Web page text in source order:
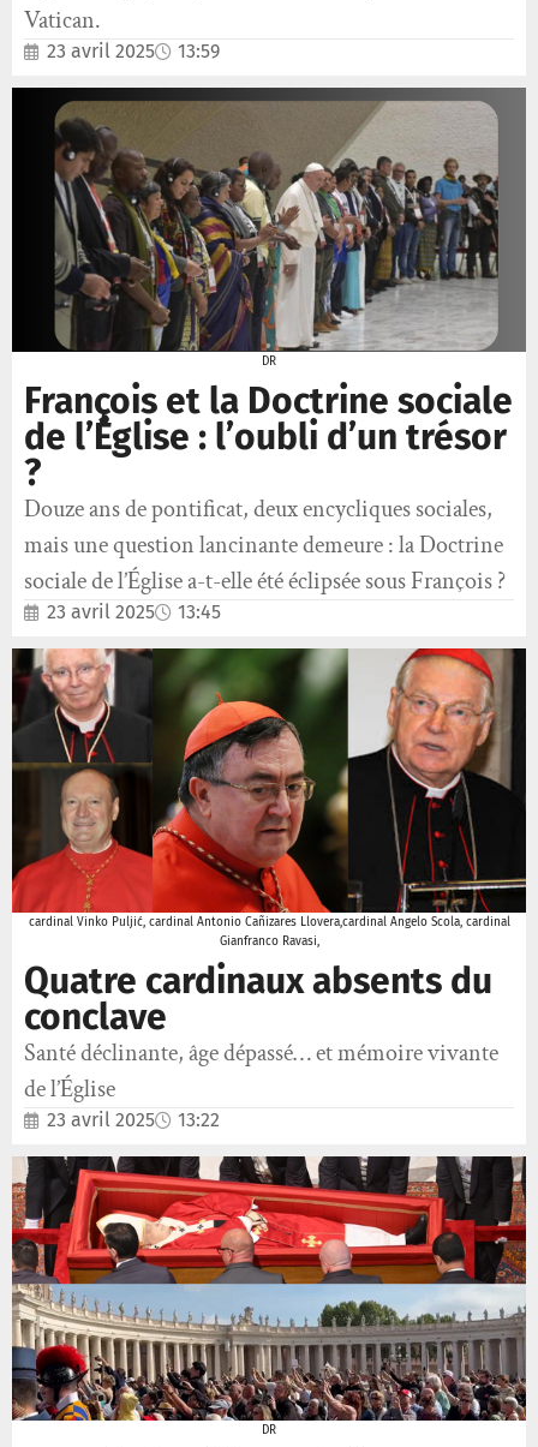
Vatican.
23 avril 2025 13:59
DR
François et la Doctrine sociale
de l’Église : l’oubli d’un trésor
?
Douze ans de pontificat, deux encycliques sociales,
mais une question lancinante demeure : la Doctrine
sociale de l’Église a-t-elle été éclipsée sous François ?
23 avril 2025 13:45
cardinal Vinko Puljić, cardinal Antonio Cañizares Llovera,cardinal Angelo Scola, cardinal
Gianfranco Ravasi,
Quatre cardinaux absents du
conclave
Santé déclinante, âge dépassé… et mémoire vivante
de l’Église
23 avril 2025 13:22
DR